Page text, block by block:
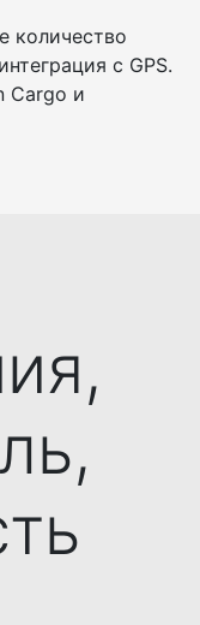
количество
с GPS.
Cargo и